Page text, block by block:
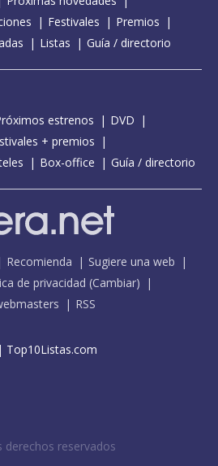
Festivales
Premios
Listas Guía / directorio
estrenos
DVD
+ premios
Box-office Guía / directorio
Recomienda
Sugiere una web
de privacidad (Cambiar)
RSS
| Top10Listas.com
derechos reservados